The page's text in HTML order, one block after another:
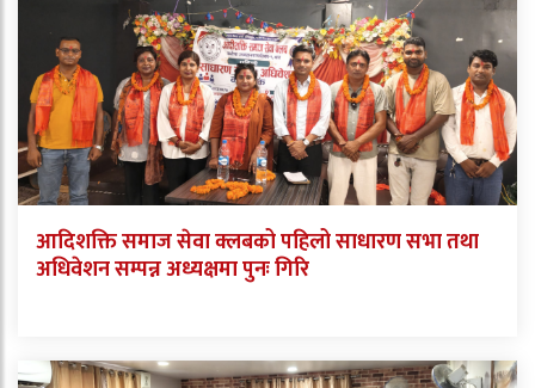
आदिशक्ति समाज सेवा क्लबको पहिलो साधारण सभा तथा
अधिवेशन सम्पन्न अध्यक्षमा पुनः गिरि